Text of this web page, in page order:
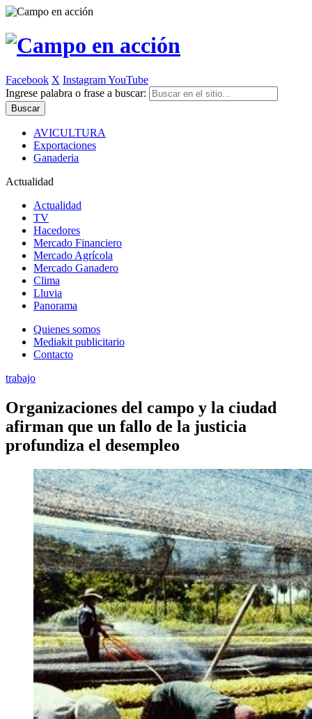
Facebook X InstagramYouTube
Ingrese palabra o frase a buscar:
AVICULTURA
Exportaciones
Ganaderia
Actualidad
Actualidad
TV
Hacedores
Mercado Financiero
Mercado Agrícola
Mercado Ganadero
Clima
Lluvia
Panorama
Quienes somos
Mediakit publicitario
Contacto
trabajo
Organizaciones del campo y la ciudad
afirman que un fallo de la justicia
profundiza el desempleo